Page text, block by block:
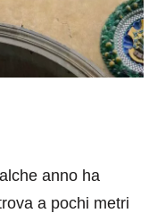
anno ha
a pochi metri